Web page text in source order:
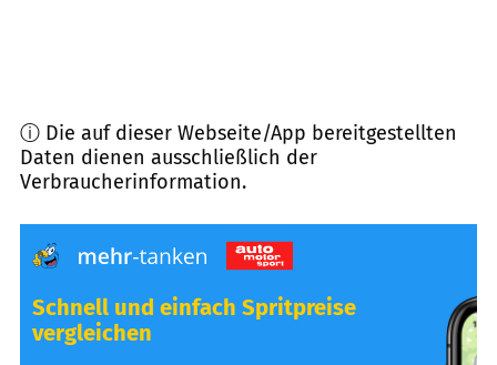
ⓘ Die auf dieser Webseite/App bereitgestellten
Daten dienen ausschließlich der
Verbraucherinformation.
Schnell und einfach Spritpreise
vergleichen